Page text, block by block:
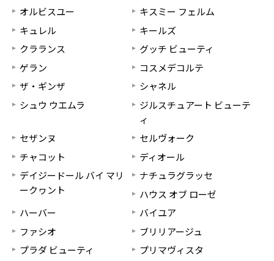
オルビスユー
キスミー フェルム
キュレル
キールズ
クラランス
グッチ ビューティ
ゲラン
コスメデコルテ
ザ・ギンザ
シャネル
シュウ ウエムラ
ジルスチュアート ビューテ
ィ
セザンヌ
セルヴォーク
チャコット
ディオール
デイジードール バイ マリ
ークヮント
ナチュラグラッセ
ハウス オブ ローゼ
ハーバー
バイユア
ファシオ
ブリリアージュ
プラダ ビューティ
プリマヴィスタ